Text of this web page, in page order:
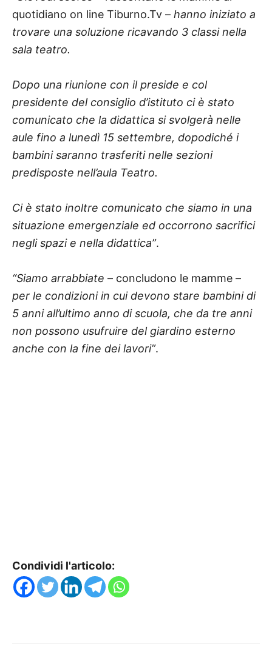
quotidiano on line Tiburno.Tv – hanno iniziato a
trovare una soluzione ricavando 3 classi nella
sala teatro.
Dopo una riunione con il preside e col
presidente del consiglio d’istituto ci è stato
comunicato che la didattica si svolgerà nelle
aule fino a lunedì 15 settembre, dopodiché i
bambini saranno trasferiti nelle sezioni
predisposte nell’aula Teatro.
Ci è stato inoltre comunicato che siamo in una
situazione emergenziale ed occorrono sacrifici
negli spazi e nella didattica”.
“Siamo arrabbiate – concludono le mamme –
per le condizioni in cui devono stare bambini di
5 anni all’ultimo anno di scuola, che da tre anni
non possono usufruire del giardino esterno
anche con la fine dei lavori”.
Condividi l'articolo: